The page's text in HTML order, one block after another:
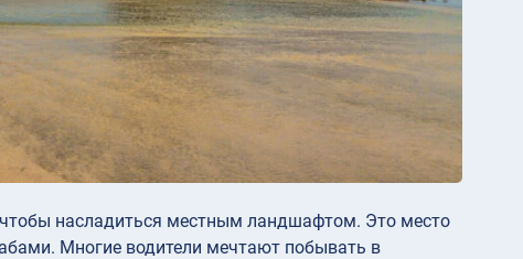
насладиться местным ландшафтом. Это место
Многие водители мечтают побывать в